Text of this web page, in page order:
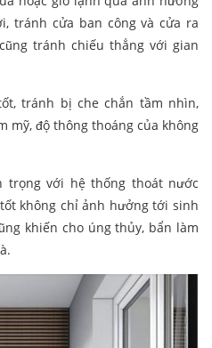
tránh cửa ban công và cửa ra
tránh chiếu thẳng với gian
tránh bị che chắn tầm nhìn,
mỹ, độ thông thoáng của không
trọng với hệ thống thoát nước
không chỉ ảnh hưởng tới sinh
khiến cho úng thủy, bẩn làm